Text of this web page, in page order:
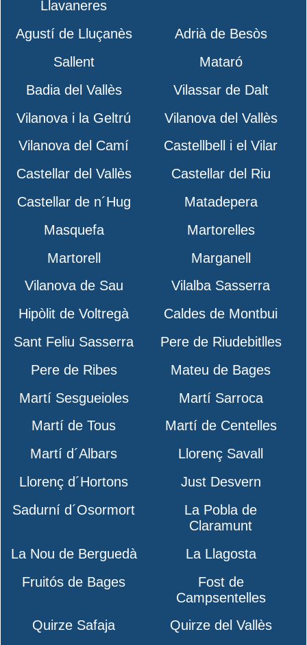
Llavaneres
Agustí de Lluçanès
Adrià de Besòs
Sallent
Mataró
Badia del Vallès
Vilassar de Dalt
Vilanova i la Geltrú
Vilanova del Vallès
Vilanova del Camí
Castellbell i el Vilar
Castellar del Vallès
Castellar del Riu
Castellar de n´Hug
Matadepera
Masquefa
Martorelles
Martorell
Marganell
Vilanova de Sau
Vilalba Sasserra
Hipòlit de Voltregà
Caldes de Montbui
Sant Feliu Sasserra
Pere de Riudebitlles
Pere de Ribes
Mateu de Bages
Martí Sesgueioles
Martí Sarroca
Martí de Tous
Martí de Centelles
Martí d´Albars
Llorenç Savall
Llorenç d´Hortons
Just Desvern
Sadurní d´Osormort
La Pobla de
Claramunt
La Nou de Berguedà
La Llagosta
Fruitós de Bages
Fost de
Campsentelles
Quirze Safaja
Quirze del Vallès